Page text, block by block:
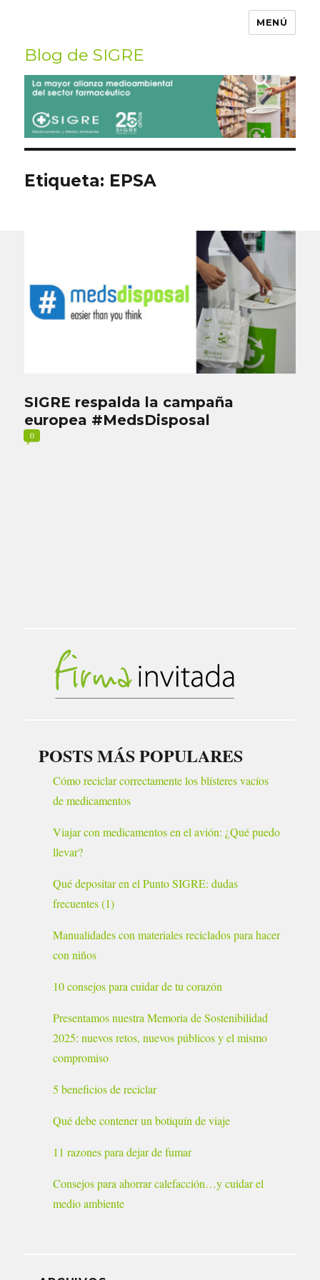
MENÚ
Blog de SIGRE
Buscar
por:
Etiqueta: EPSA
SIGRE respalda la campaña
europea #MedsDisposal
0
POSTS MÁS POPULARES
Cómo reciclar correctamente los blísteres vacíos
de medicamentos
Viajar con medicamentos en el avión: ¿Qué puedo
llevar?
Qué depositar en el Punto SIGRE: dudas
frecuentes (1)
Manualidades con materiales reciclados para hacer
con niños
10 consejos para cuidar de tu corazón
Presentamos nuestra Memoria de Sostenibilidad
2025: nuevos retos, nuevos públicos y el mismo
compromiso
5 beneficios de reciclar
Qué debe contener un botiquín de viaje
11 razones para dejar de fumar
Consejos para ahorrar calefacción…y cuidar el
medio ambiente